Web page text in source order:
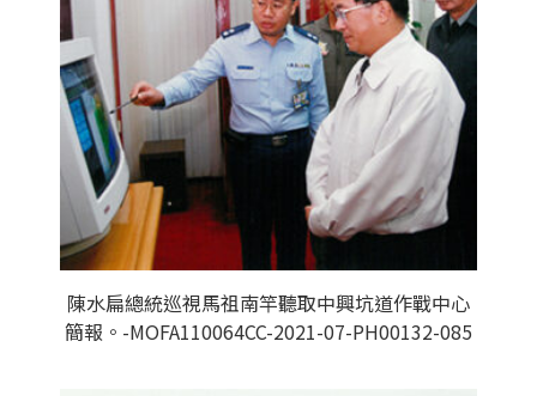
陳水扁總統巡視馬祖南竿聽取中興坑道作戰中心
簡報。-MOFA110064CC-2021-07-PH00132-085